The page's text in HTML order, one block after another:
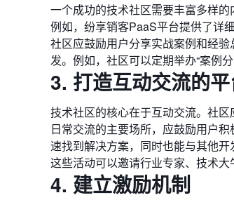
一个成功的技术社区需要丰富多样
例如，纷享销客PaaS平台提供了详
社区应鼓励用户分享实战案例和经
发。例如，社区可以定期举办“案例
3. 打造互动交流的
技术社区的核心在于互动交流。社
日常交流的主要场所，应鼓励用户
速找到解决方案，同时也能与其他
这些活动可以邀请行业专家、技术大
4. 建立激励机制